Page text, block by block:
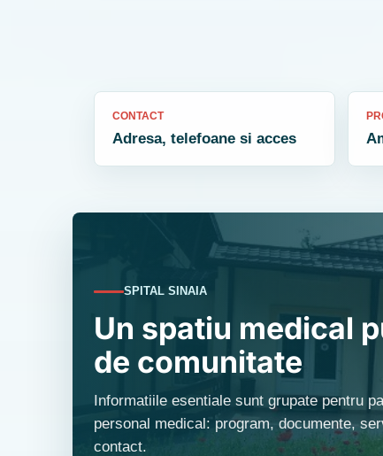
CONTACT
Adresa, telefoane si acces
SPITAL SINAIA
Un spatiu medical
de comunitate
Informatiile esentiale sunt grupate pentru
personal medical: program, documente,
contact.